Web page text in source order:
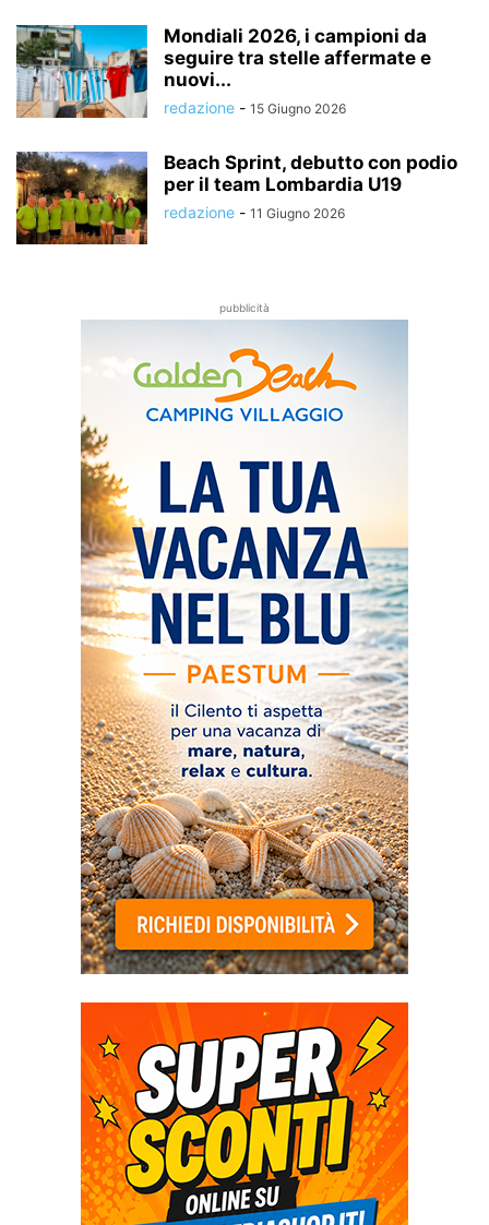
Mondiali 2026, i campioni da
seguire tra stelle affermate e
nuovi...
redazione - 15 Giugno 2026
Beach Sprint, debutto con podio
per il team Lombardia U19
redazione - 11 Giugno 2026
pubblicità